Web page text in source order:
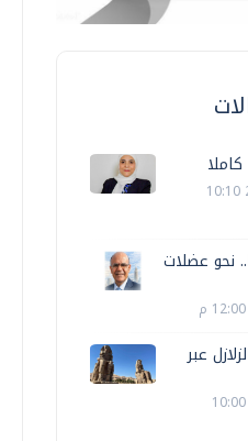
الخميس، 06 اغسطس 2026 10:10
نحو عضلات
عبر
الأربعاء، 05 اغسطس 2026 10:00